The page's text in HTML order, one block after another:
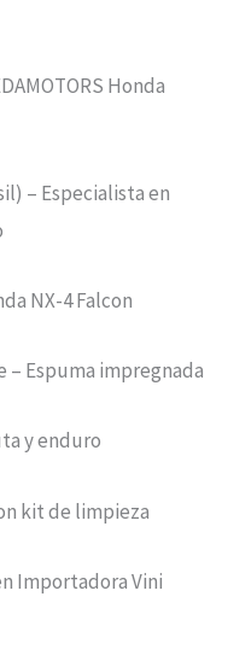
Honda
– Especialista en
NX-4 Falcon
Espuma impregnada
y enduro
kit de limpieza
Importadora Vini